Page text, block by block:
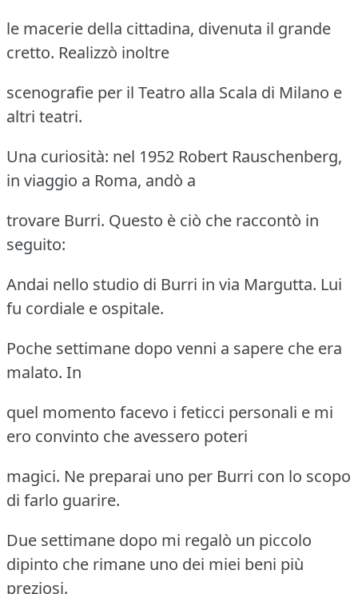
le macerie della cittadina, divenuta il grande
cretto. Realizzò inoltre
scenografie per il Teatro alla Scala di Milano e
altri teatri.
Una curiosità: nel 1952 Robert Rauschenberg,
in viaggio a Roma, andò a
trovare Burri. Questo è ciò che raccontò in
seguito:
Andai nello studio di Burri in via Margutta. Lui
fu cordiale e ospitale.
Poche settimane dopo venni a sapere che era
malato. In
quel momento facevo i feticci personali e mi
ero convinto che avessero poteri
magici. Ne preparai uno per Burri con lo scopo
di farlo guarire.
Due settimane dopo mi regalò un piccolo
dipinto che rimane uno dei miei beni più
preziosi.